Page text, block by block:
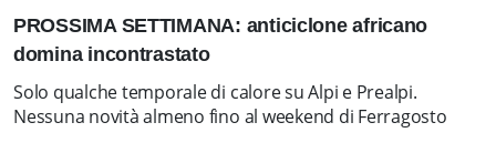
PROSSIMA SETTIMANA: anticiclone africano
domina incontrastato
Solo qualche temporale di calore su Alpi e Prealpi.
Nessuna novità almeno fino al weekend di Ferragosto